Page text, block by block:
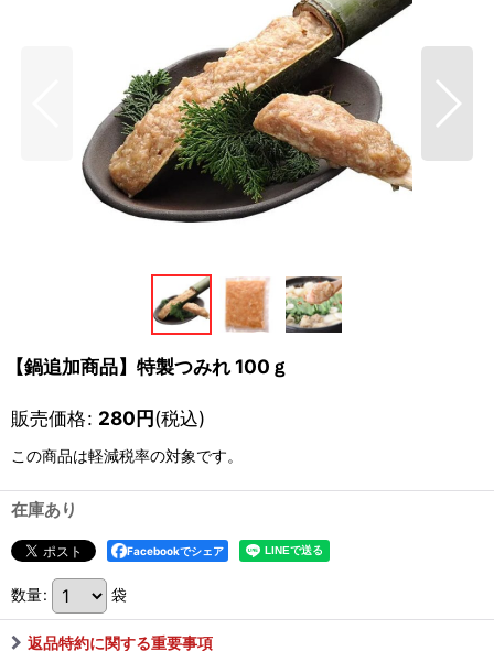
【鍋追加商品】特製つみれ 100ｇ
販売価格: 280円(税込)
この商品は軽減税率の対象です。
在庫あり
Facebookでシェア
数量: 袋
返品特約に関する重要事項